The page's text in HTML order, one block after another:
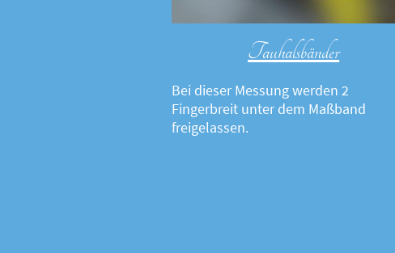
Tauhalsbänder
Bei dieser Messung werden 2
Fingerbreit unter dem Maßband
freigelassen.